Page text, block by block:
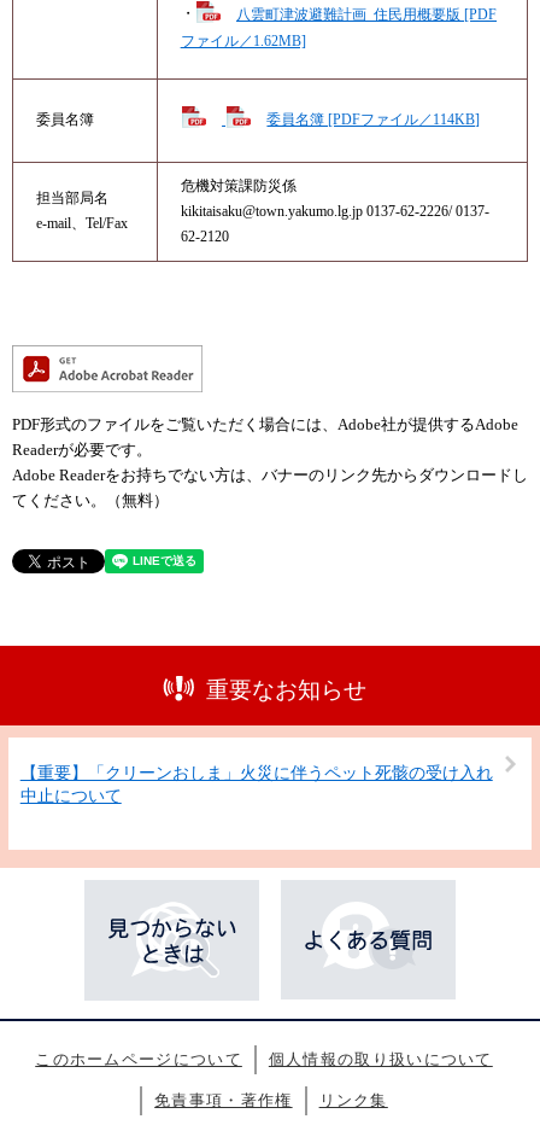
・
八雲町津波避難計画_住民用概要版 [PDF
ファイル／1.62MB]
委員名簿 委員名簿 [PDFファイル／114KB]
担当部局名
e-mail、Tel/Fax
危機対策課​防災係​
kikitaisaku@town.yakumo.lg.jp​ 0137-62-2226​/ 0137-
62-2120
PDF形式のファイルをご覧いただく場合には、Adobe社が提供するAdobe
Readerが必要です。
Adobe Readerをお持ちでない方は、バナーのリンク先からダウンロードし
てください。（無料）
重要なお知らせ
【重要】「クリーンおしま」火災に伴うペット死骸の受け入れ
中止について
このホームページについて 個人情報の取り扱いについて
免責事項・著作権 リンク集